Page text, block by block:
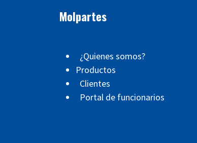
Molpartes
¿Quienes somos?
Productos
Clientes
Portal de funcionarios